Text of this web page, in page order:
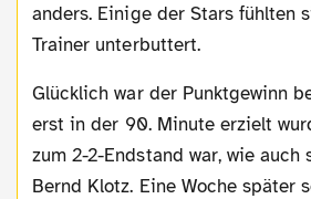
anders. Einige der Stars fühlten
Trainer unterbuttert.
Glücklich war der Punktgewinn beim 1. FC Köln, der
erst in der 90. Minute erzielt
zum 2-2-Endstand war, wie auch
Bernd Klotz. Eine Woche später